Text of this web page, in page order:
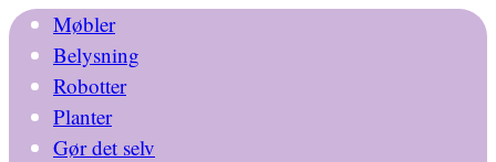
Møbler
Belysning
Robotter
Planter
Gør det selv